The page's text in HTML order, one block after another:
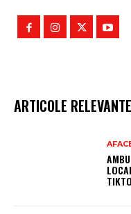
ARTICOLE RELEVANTE